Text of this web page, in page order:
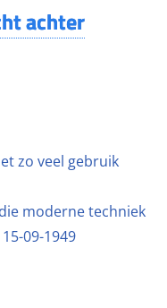
achter
zo veel gebruik
moderne techniek
09-1949